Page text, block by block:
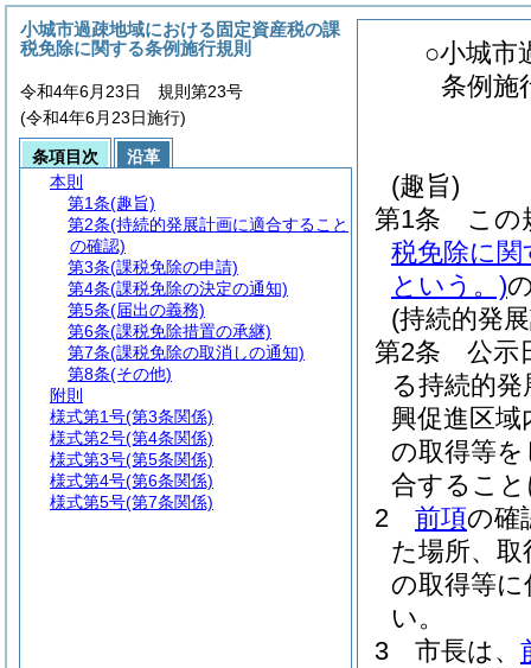
○小城市
条例施
(趣旨)
第1条
この
税免除に関
という。)
(持続的発
第2条
公示
る持続的発
興促進区
の取得等
合するこ
2
前項の確
た場所、
の取得等
い。
3
市長は、
小城市過疎地域における固定資産税の課
税免除に関する条例施行規則
令和4年6月23日 規則第23号
(令和4年6月23日施行)
条項目次
沿革
本則
第1条(趣旨)
第2条(持続的発展計画に適合すること
の確認)
第3条(課税免除の申請)
第4条(課税免除の決定の通知)
第5条(届出の義務)
第6条(課税免除措置の承継)
第7条(課税免除の取消しの通知)
第8条(その他)
附則
様式第1号(第3条関係)
様式第2号(第4条関係)
様式第3号(第5条関係)
様式第4号(第6条関係)
様式第5号(第7条関係)